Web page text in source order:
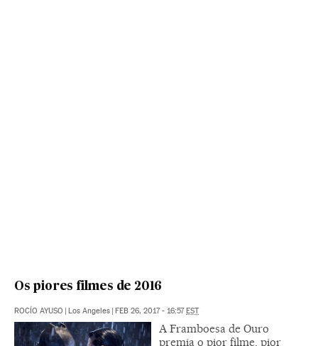
Os piores filmes de 2016
ROCÍO AYUSO Los Angeles FEB 26, 2017 - 16:57 EST
A Framboesa de Ouro
premia o pior filme, pior